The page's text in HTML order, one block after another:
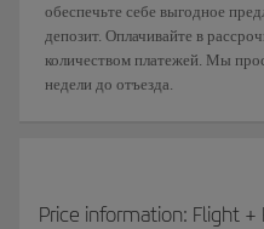
обеспечьте себе выгодное
депозит. Оплачивайте в
количеством платежей. Мы
недели до отъезда.
Price information: Flight +